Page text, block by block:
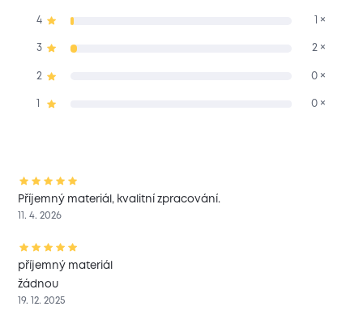
4 1 ×
3 2 ×
2 0 ×
0 ×
Příjemný materiál, kvalitní zpracování.
11. 4. 2026
příjemný materiál
žádnou
19. 12. 2025